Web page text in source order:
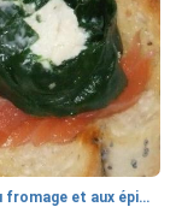
roulade au fromage et aux épinards